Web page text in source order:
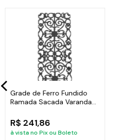
Produto plataforma Plast.
Grade de Ferro Fundido
Ramada Sacada Varanda
R$ 241,86
à vista no Pix ou Boleto